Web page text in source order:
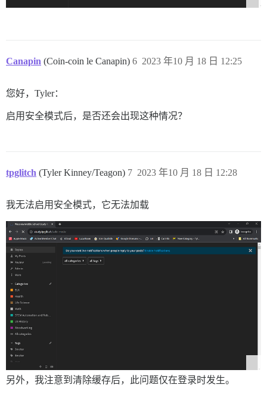
Canapin (Coin-coin le Canapin) 2023 年10 月 18 日 12:25
6
您好，Tyler：
启用安全模式后，是否还会出现这种情况？
tpglitch (Tyler Kinney/Teagon) 2023 年10 月 18 日 12:28
7
我无法启用安全模式，它无法加载
另外，我注意到清除缓存后，此问题仅在登录时发生。